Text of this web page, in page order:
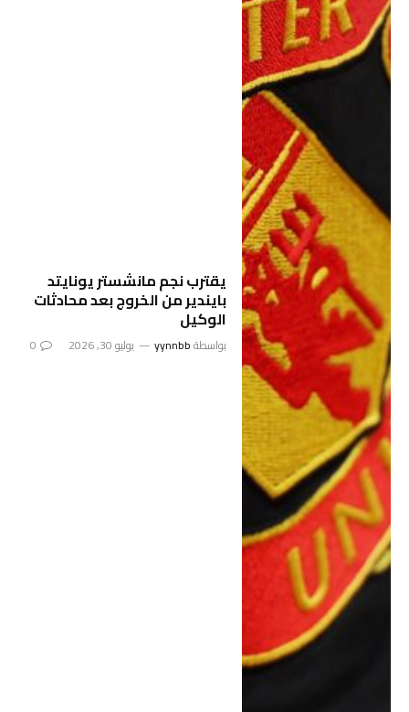
يقترب نجم مانشستر يونايتد
بايندير من الخروج بعد محادثات
الوكيل
بواسطةyynnbb يوليو 30, 2026 0